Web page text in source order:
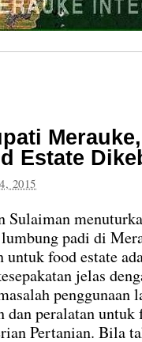
Estate
2015
padi di
food estate
jelas
penggunaan
dan peralatan untuk
Pertanian. Bila